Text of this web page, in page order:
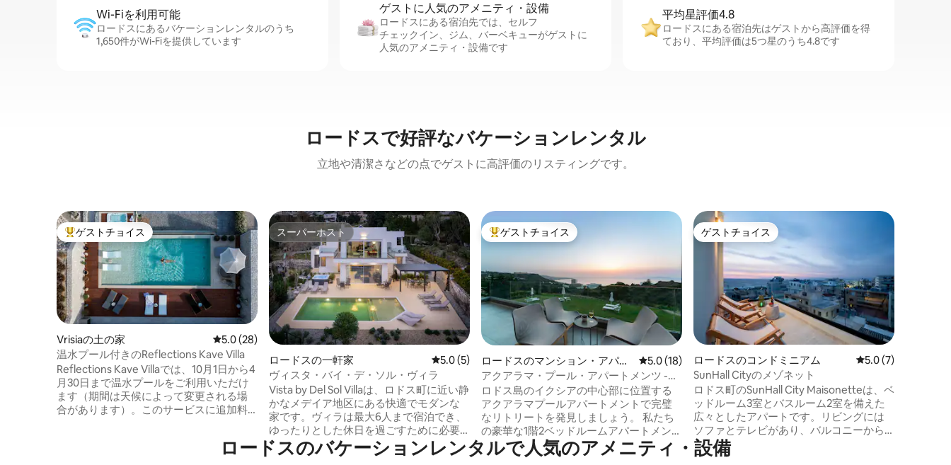
Wi-Fiを利⁠用⁠可⁠能
ロードスにあるバケーションレンタルのうち
1,650件がWi-Fiを提供しています
ゲストに人⁠気⁠のア⁠メ⁠ニ⁠テ⁠ィ・設⁠備
ロードスにある宿泊先では、セ⁠ル⁠フ
チ⁠ェ⁠ッ⁠ク⁠イ⁠ン、ジム、バーベキューがゲストに
人気のアメニティ・設備です
平均星評価4.8
ロードスにある宿泊先はゲストから高評価を得
ており、平均評価は5つ星のうち4.8です
ロードスで好評なバケーションレンタル
立地や清潔さなどの点でゲストに高評価のリスティングです。
大好評のゲストチョイスです。
ゲストチョイス
Vrisiaの土の家 レビュー28件、5つ星中5.0つ星の平均評価
5.0 (28)
温水プール付きのReflections Kave Villa
Reflections Kave Villaでは、10月1日から4
月30日まで温水プールをご利用いただけ
ます（期間は天候によって変更される場
合があります）。このサービスに追加料
パエリアをご利用いただけます。このサ
スーパーホスト
スーパーホスト
ロードスの一軒家 レビュー5件、5つ星中5.0つ星の平均評価
5.0 (5)
ヴィスタ・バイ・デ・ソル・ヴィラ
Vista by Del Sol Villaは、ロドス町に近い静
かなメデイア地区にある快適でモダンな
家です。ヴィラは最大6人まで宿泊でき、
ゆったりとした休日を過ごすために必要
なものがすべて備わっています。室内は
明るくて心地よいです。外では、専用プ
大好評のゲストチョイスです。
ゲストチョイス
ロードスのマンション・アパー
ト
レビュー18件、5つ星中5.0つ星の平均評価
5.0 (18)
アクアラマ・プール・アパートメンツ -
Angela
ロドス島のイクシアの中心部に位置する
アクアラマプールアパートメントで完璧
なリトリートを発見しましょう。 私たち
の豪華な1階2ベッドルームアパートメント
は、海の息をのむようなパノラマビュ
ー、素晴らしい夕日、そして共有プール
ゲストチョイス
ゲストチョイス
ロードスのコンドミニアム レビュー7件、5つ
5.0 (7)
SunHall Cityのメゾネット
ロドス町のSunHall City Maisonetteは、ベ
ッドルーム3室とバスルーム2室を備えた
広々としたアパートです。リビングには
ソファとテレビがあり、バルコニーから
は海が見えます。ゲストはWi-Fi、エアコ
ン、冷蔵庫、オーブン、食器洗い機を備
ロードスのバケーションレンタルで人気のアメニティ・設備